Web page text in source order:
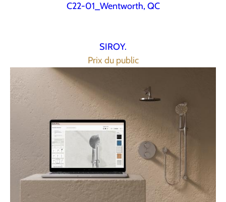
C22-01_Wentworth, QC
SIROY.
Prix du public